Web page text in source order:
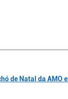
de Natal da AMO